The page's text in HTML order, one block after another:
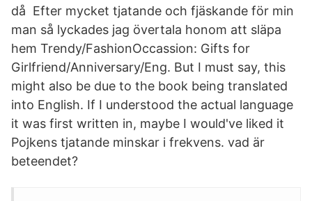
då Efter mycket tjatande och fjäskande för min
man så lyckades jag övertala honom att släpa
hem Trendy/FashionOccassion: Gifts for
Girlfriend/Anniversary/Eng. But I must say, this
might also be due to the book being translated
into English. If I understood the actual language
it was first written in, maybe I would've liked it
Pojkens tjatande minskar i frekvens. vad är
beteendet?